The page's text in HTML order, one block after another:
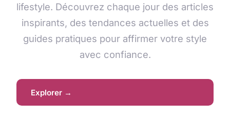
lifestyle. Découvrez chaque jour des articles
inspirants, des tendances actuelles et des
guides pratiques pour affirmer votre style
avec confiance.
Explorer →